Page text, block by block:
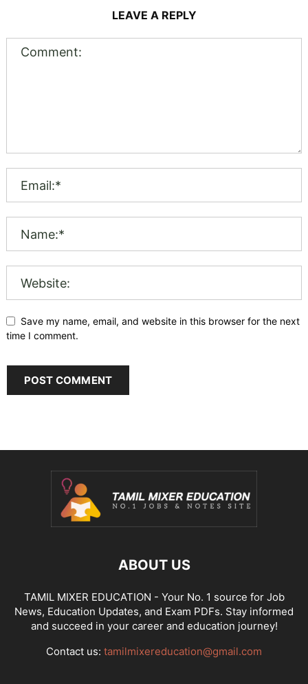
LEAVE A REPLY
Save my name, email, and website in this browser for the next
time I comment.
ABOUT US
TAMIL MIXER EDUCATION - Your No. 1 source for Job
News, Education Updates, and Exam PDFs. Stay informed
and succeed in your career and education journey!
Contact us: tamilmixereducation@gmail.com